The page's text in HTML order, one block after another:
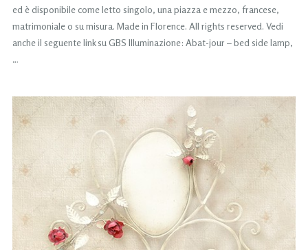
ed è disponibile come letto singolo, una piazza e mezzo, francese,
matrimoniale o su misura. Made in Florence. All rights reserved. Vedi
anche il seguente link su GBS Illuminazione: Abat-jour – bed side lamp,
…